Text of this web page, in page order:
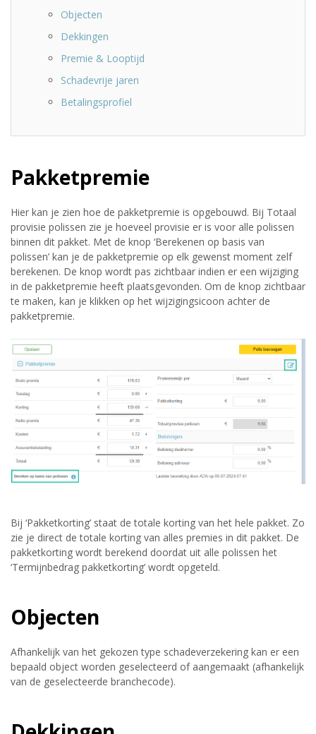
Objecten
Dekkingen
Premie & Looptijd
Schadevrije jaren
Betalingsprofiel
Pakketpremie
Hier kan je zien hoe de pakketpremie is opgebouwd. Bij Totaal
provisie polissen zie je hoeveel provisie er is voor alle polissen
binnen dit pakket. Met de knop ‘Berekenen op basis van
polissen’ kan je de pakketpremie op elk gewenst moment zelf
berekenen. De knop wordt pas zichtbaar indien er een wijziging
in de pakketpremie heeft plaatsgevonden. Om de knop zichtbaar
te maken, kan je klikken op het wijzigingsicoon achter de
pakketpremie.
Bij ‘Pakketkorting’ staat de totale korting van het hele pakket. Zo
zie je direct de totale korting van alles premies in dit pakket. De
pakketkorting wordt berekend doordat uit alle polissen het
‘Termijnbedrag pakketkorting’ wordt opgeteld.
Objecten
Afhankelijk van het gekozen type schadeverzekering kan er een
bepaald object worden geselecteerd of aangemaakt (afhankelijk
van de geselecteerde branchecode).